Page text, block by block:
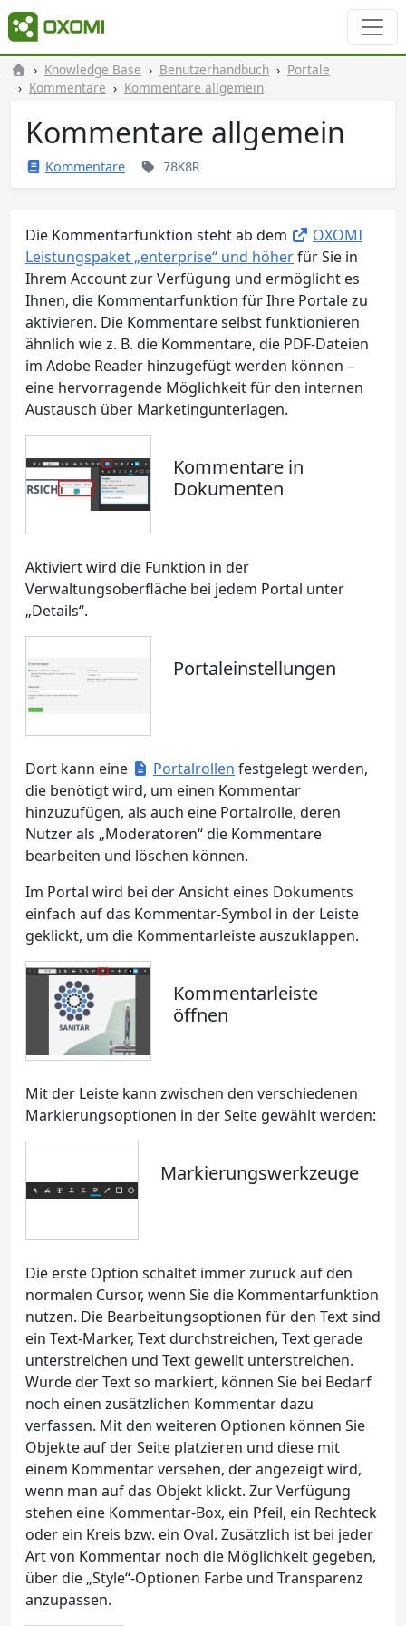
Knowledge Base Benutzerhandbuch
Portale
Kommentare
Kommentare allgemein
Kommentare allgemein
Kommentare 78K8R
Die Kommentarfunktion steht ab dem
OXOMI
Leistungspaket „enterprise“ und höherfür Sie in
Ihrem Account zur Verfügung und ermöglicht es
Ihnen, die Kommentarfunktion für Ihre Portale zu
aktivieren. Die Kommentare selbst funktionieren
ähnlich wie z. B. die Kommentare, die PDF-Dateien
im Adobe Reader hinzugefügt werden können –
eine hervorragende Möglichkeit für den internen
Austausch über Marketingunterlagen.
Kommentare in
Dokumenten
Aktiviert wird die Funktion in der
Verwaltungsoberfläche bei jedem Portal unter
„Details“.
Portaleinstellungen
Dort kann eine Portalrollen festgelegt werden,
die benötigt wird, um einen Kommentar
hinzuzufügen, als auch eine Portalrolle, deren
Nutzer als „Moderatoren“ die Kommentare
bearbeiten und löschen können.
Im Portal wird bei der Ansicht eines Dokuments
einfach auf das Kommentar-Symbol in der Leiste
geklickt, um die Kommentarleiste auszuklappen.
Kommentarleiste
öffnen
Mit der Leiste kann zwischen den verschiedenen
Markierungsoptionen in der Seite gewählt werden:
Markierungswerkzeuge
Die erste Option schaltet immer zurück auf den
normalen Cursor, wenn Sie die Kommentarfunktion
nutzen. Die Bearbeitungsoptionen für den Text sind
ein Text-Marker, Text durchstreichen, Text gerade
unterstreichen und Text gewellt unterstreichen.
Wurde der Text so markiert, können Sie bei Bedarf
noch einen zusätzlichen Kommentar dazu
verfassen. Mit den weiteren Optionen können Sie
Objekte auf der Seite platzieren und diese mit
einem Kommentar versehen, der angezeigt wird,
wenn man auf das Objekt klickt. Zur Verfügung
stehen eine Kommentar-Box, ein Pfeil, ein Rechteck
oder ein Kreis bzw. ein Oval. Zusätzlich ist bei jeder
Art von Kommentar noch die Möglichkeit gegeben,
über die „Style“-Optionen Farbe und Transparenz
anzupassen.